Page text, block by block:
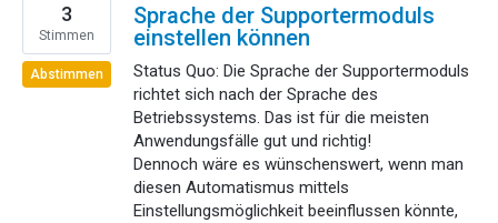
Sprache der Supportermoduls
einstellen können
Status Quo: Die Sprache der Supportermoduls
richtet sich nach der Sprache des
Betriebssystems. Das ist für die meisten
Anwendungsfälle gut und richtig!
Dennoch wäre es wünschenswert, wenn man
diesen Automatismus mittels
Einstellungsmöglichkeit beeinflussen könnte,
3
Stimmen
Abstimmen